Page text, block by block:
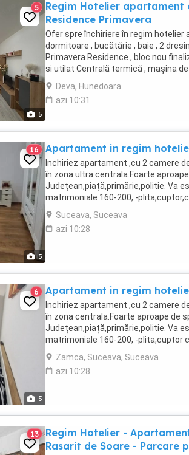
5
5
Regim Hotelier apartament
Residence Primavera
Ofer spre închiriere în regim hotelier
dormitoare , bucătărie , baie , 2
Primavera Residence , bloc nou
si utilat Centrală termică , mașina
cu microunde, uscător ...
Deva, Hunedoara
azi 10:31
5
16 Apartament in regim
Inchiriez apartament ,cu 2 camere
în zona ultra centrala.Foarte
Județean,piață,primărie,politie. Va
matrimoniale 160-200, -
spalat rufe,fier de
Suceava, Suceava
azi 10:28
5
6 Apartament in regim
Inchiriez apartament ,cu 2 camere
în zona centrala.Foarte aproape de
Județean,piață,primărie,politie. Va
matrimoniale 160-200, -plita,cuptor
rufe,fier de
TV ...
Zamca, Suceava, Suceava
azi 10:28
13
Regim Hotelier -
Rasarit de Soare - Parcare